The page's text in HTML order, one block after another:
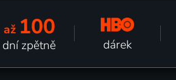
až 100
dní zpětně dárek